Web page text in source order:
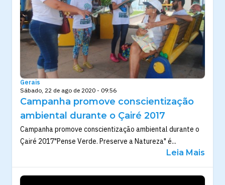
Gerais
Sábado, 22 de ago de 2020 - 09:56
Campanha promove conscientização
ambiental durante o Çairé 2017
Campanha promove conscientização ambiental durante o
Çairé 2017"Pense Verde. Preserve a Natureza" é...
Leia Mais